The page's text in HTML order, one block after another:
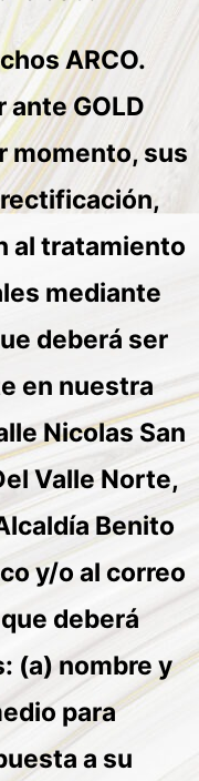
ARCO.
GOLD
momento, sus
al tratamiento
mediante
deberá ser
en nuestra
Nicolas San
Valle Norte,
Benito
y/o al correo
deberá
(a) nombre y
para
a su